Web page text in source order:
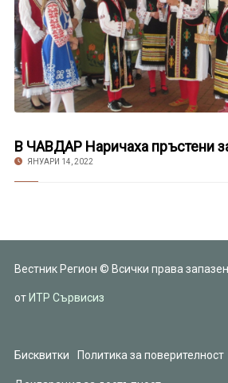
В ЧАВДАР Наричаха пръстени
ЯНУАРИ 14, 2022
Вестник Регион © Всички права
от ИТР Сървисиз
Бисквитки Политика за поверителност